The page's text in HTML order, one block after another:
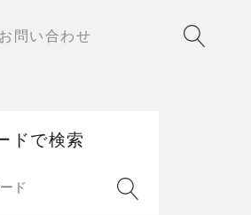
お問い合わせ
ドで検索